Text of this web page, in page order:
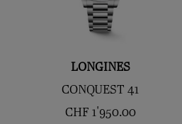
LONGINES
CONQUEST 41
CHF 1'950.00